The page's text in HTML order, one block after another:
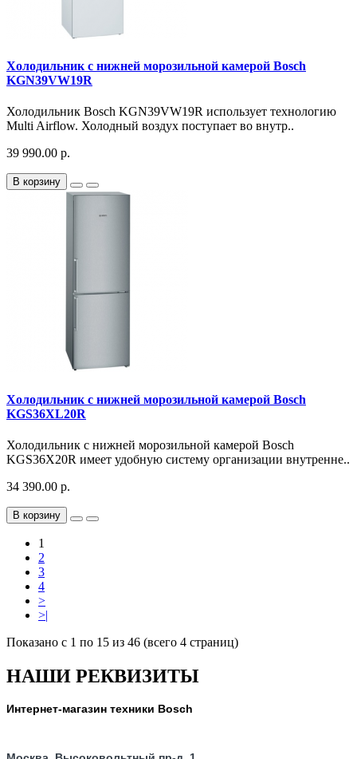
Холодильник с нижней морозильной камерой Bosch
KGN39VW19R
Холодильник Bosch KGN39VW19R использует технологию
Multi Airflow. Холодный воздух поступает во внутр..
39 990.00 р.
В корзину
Холодильник с нижней морозильной камерой Bosch
KGS36XL20R
Холодильник с нижней морозильной камерой Bosch
KGS36X20R имеет удобную систему организации внутренне..
34 390.00 р.
В корзину
1
2
3
4
>
>|
Показано с 1 по 15 из 46 (всего 4 страниц)
НАШИ РЕКВИЗИТЫ
Интернет-магазин техники Bosch